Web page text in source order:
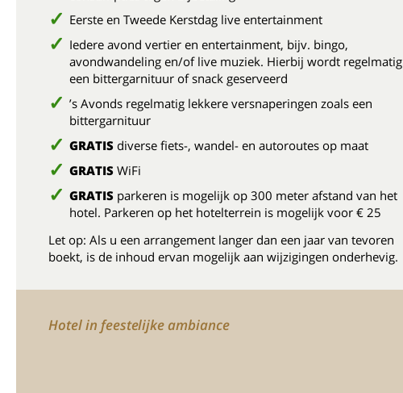
Eerste en Tweede Kerstdag live entertainment
Iedere avond vertier en entertainment, bijv. bingo,
avondwandeling en/of live muziek. Hierbij wordt regelmatig
een bittergarnituur of snack geserveerd
’s Avonds regelmatig lekkere versnaperingen zoals een
bittergarnituur
GRATIS diverse fiets-, wandel- en autoroutes op maat
GRATIS WiFi
GRATIS parkeren is mogelijk op 300 meter afstand van het
hotel. Parkeren op het hotelterrein is mogelijk voor € 25
Let op: Als u een arrangement langer dan een jaar van tevoren
boekt, is de inhoud ervan mogelijk aan wijzigingen onderhevig.
Hotel in feestelijke ambiance